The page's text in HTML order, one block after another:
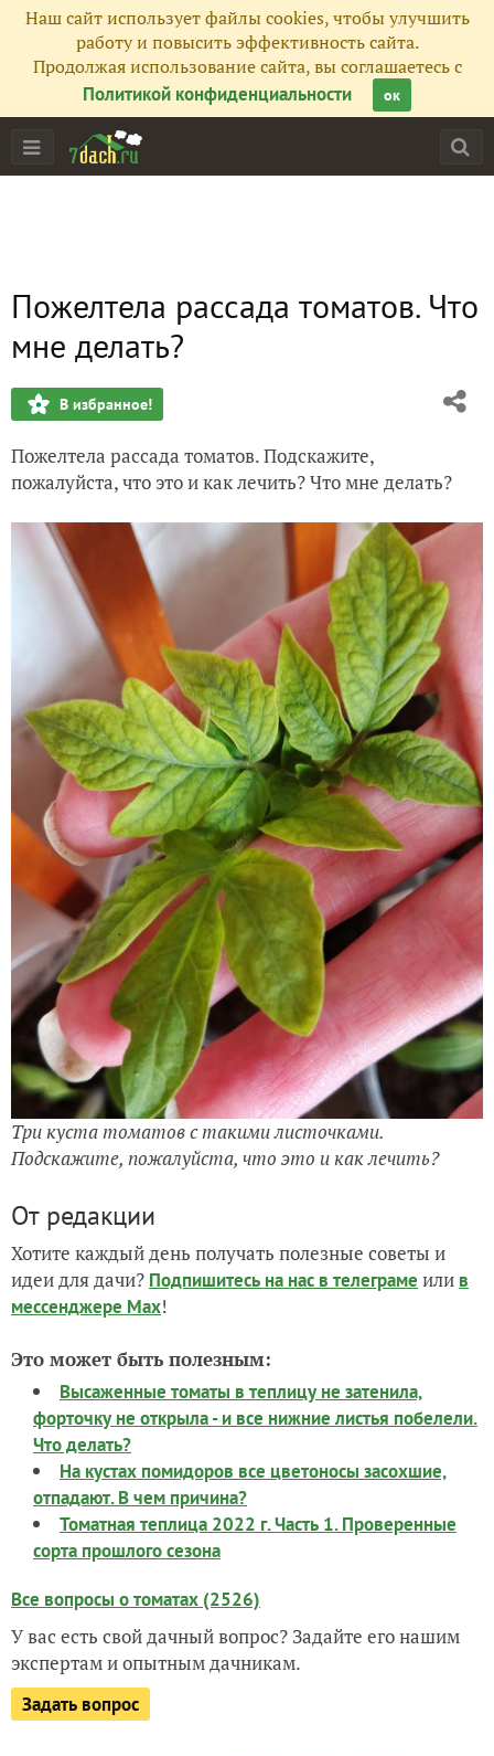
Наш сайт использует файлы cookies, чтобы улучшить
работу и повысить эффективность сайта.
Продолжая использование сайта, вы соглашаетесь с
Политикой конфиденциальности
ок
Пожелтела рассада томатов. Что
мне делать?
В избранное!
Пожелтела рассада томатов. Подскажите,
пожалуйста, что это и как лечить? Что мне делать?
Три куста томатов с такими листочками.
Подскажите, пожалуйста, что это и как лечить?
От редакции
Хотите каждый день получать полезные советы и
идеи для дачи? Подпишитесь на нас в телеграме или в
мессенджере Max!
Это может быть полезным:
Высаженные томаты в теплицу не затенила,
форточку не открыла - и все нижние листья побелели.
Что делать?
На кустах помидоров все цветоносы засохшие,
отпадают. В чем причина?
Томатная теплица 2022 г. Часть 1. Проверенные
сорта прошлого сезона
Все вопросы о томатах (2526)
У вас есть свой дачный вопрос? Задайте его нашим
экспертам и опытным дачникам.
Задать вопрос